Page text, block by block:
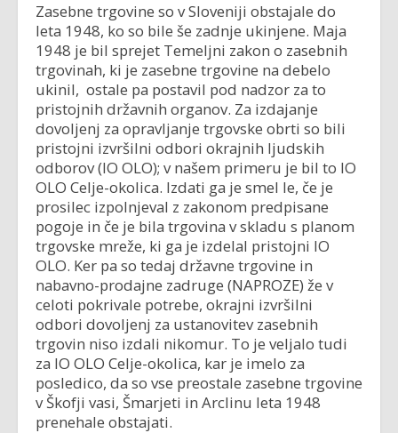
Zasebne trgovine so v Sloveniji obstajale do
leta 1948, ko so bile še zadnje ukinjene. Maja
1948 je bil sprejet Temeljni zakon o zasebnih
trgovinah, ki je zasebne trgovine na debelo
ukinil, ostale pa postavil pod nadzor za to
pristojnih državnih organov. Za izdajanje
dovoljenj za opravljanje trgovske obrti so bili
pristojni izvršilni odbori okrajnih ljudskih
odborov (IO OLO); v našem primeru je bil to IO
OLO Celje-okolica. Izdati ga je smel le, če je
prosilec izpolnjeval z zakonom predpisane
pogoje in če je bila trgovina v skladu s planom
trgovske mreže, ki ga je izdelal pristojni IO
OLO. Ker pa so tedaj državne trgovine in
nabavno-prodajne zadruge (NAPROZE) že v
celoti pokrivale potrebe, okrajni izvršilni
odbori dovoljenj za ustanovitev zasebnih
trgovin niso izdali nikomur. To je veljalo tudi
za IO OLO Celje-okolica, kar je imelo za
posledico, da so vse preostale zasebne trgovine
v Škofji vasi, Šmarjeti in Arclinu leta 1948
prenehale obstajati.